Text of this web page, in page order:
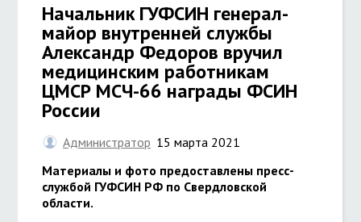
Начальник ГУФСИН генерал-
майор внутренней службы
Александр Федоров вручил
медицинским работникам
ЦМСР МСЧ-66 награды ФСИН
России
Администратор 15 марта 2021
Материалы и фото предоставлены пресс-
службой ГУФСИН РФ по Свердловской
области.